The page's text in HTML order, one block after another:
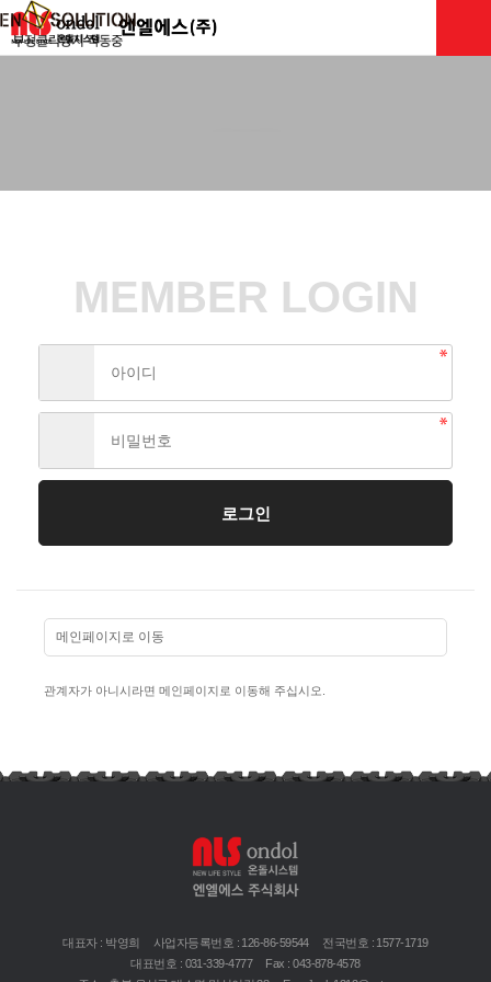
MEMBER LOGIN
메인페이지로 이동
관계자가 아니시라면 메인페이지로 이동해 주십시오.
대표자 : 박영희 사업자등록번호 : 126-86-59544
전국번호 : 1577-1719
대표번호 : 031-339-4777
Fax : 043-878-4578